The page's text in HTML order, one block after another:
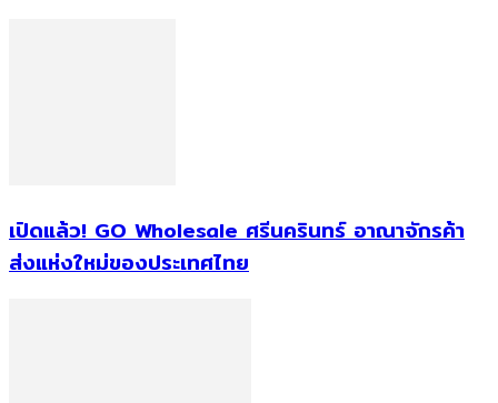
เปิดแล้ว! GO Wholesale ศรีนครินทร์ อาณาจักรค้า
ส่งแห่งใหม่ของประเทศไทย